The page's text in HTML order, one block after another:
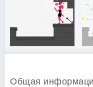
Общая